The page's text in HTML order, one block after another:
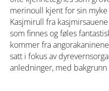
merinoull kjent for sin
Kasjmirull fra
som finnes og føles
kommer fra
satt i fokus av
anledninger, med